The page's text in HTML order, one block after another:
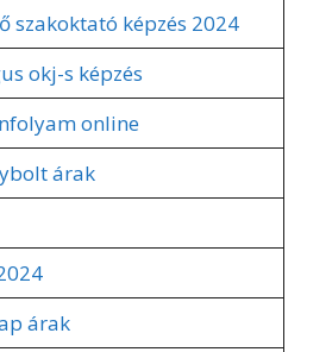
szakoktató képzés 2024
okj-s képzés
online
árak
árak